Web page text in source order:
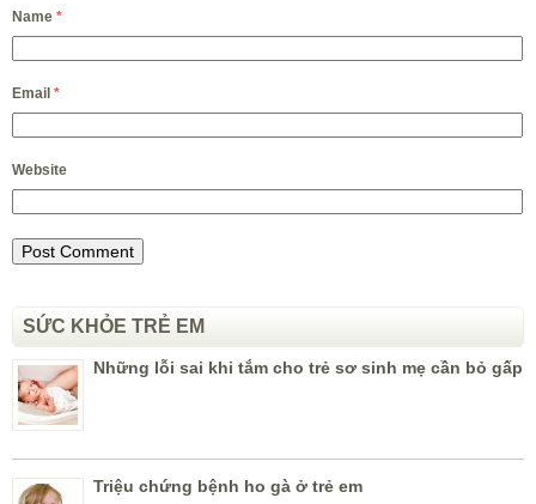
Name *
Email *
Website
SỨC KHỎE TRẺ EM
Những lỗi sai khi tắm cho trẻ sơ sinh mẹ cần bỏ gấp
Triệu chứng bệnh ho gà ở trẻ em